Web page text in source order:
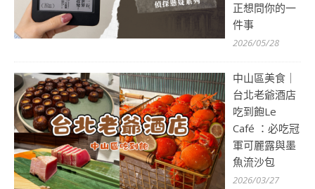
正想問你的一
件事
2026/05/28
中山區美食｜
台北老爺酒店
吃到飽Le
Café ：必吃冠
軍可麗露與墨
魚流沙包
2026/03/27